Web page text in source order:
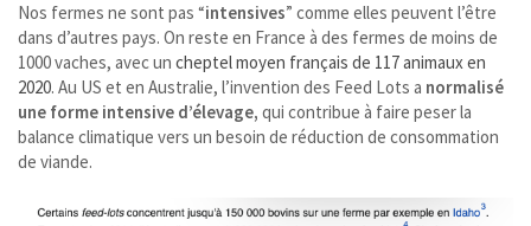
Nos fermes ne sont pas “intensives” comme elles peuvent l’être
dans d’autres pays. On reste en France à des fermes de moins de
1000 vaches, avec un cheptel moyen français de 117 animaux en
2020. Au US et en Australie, l’invention des Feed Lots a normalisé
une forme intensive d’élevage, qui contribue à faire peser la
balance climatique vers un besoin de réduction de consommation
de viande.